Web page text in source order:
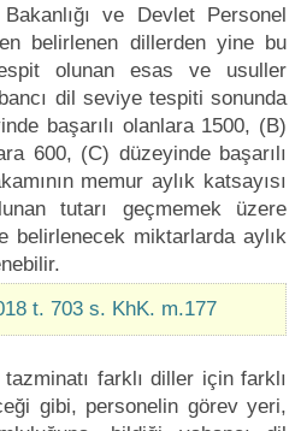
ve Devlet Personel
belirlenen dillerden yine bu
olunan esas ve usuller
dil seviye tespiti sonunda
başarılı olanlara 1500, (B)
600, (C) düzeyinde başarılı
memur aylık katsayısı
tutarı geçmemek üzere
belirlenecek miktarlarda aylık
t. 703 s. KhK. m.177
farklı diller için farklı
gibi, personelin görev yeri,